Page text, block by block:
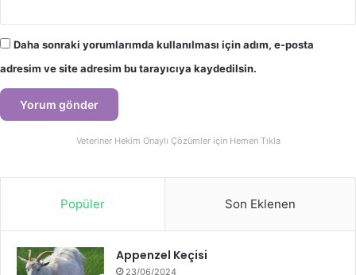
Daha sonraki yorumlarımda kullanılması için adım, e-posta
adresim ve site adresim bu tarayıcıya kaydedilsin.
Veteriner Hekim Onaylı Çözümler için Hemen Tıkla
Popüler Son Eklenen
Appenzel Keçisi
23/06/2024